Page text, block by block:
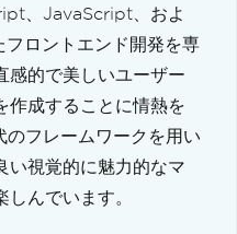
、JavaScript、およ
ロントエンド開発を専
感的で美しいユーザー
作成することに情熱を
フレームワークを用い
い視覚的に魅力的なマ
んでいます。